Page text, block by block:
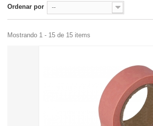
Ordenar por --
Mostrando 1 - 15 de 15 items